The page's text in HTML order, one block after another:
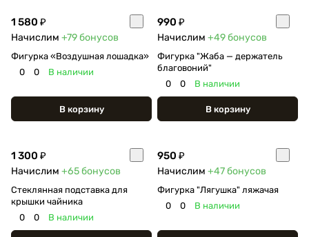
1 580 ₽
Начислим +79бонусов
Фигурка «Воздушная лошадка»
0
0 В наличии
В корзину
990 ₽
Начислим +49бонусов
Фигурка "Жаба — держатель
благовоний"
0
0 В наличии
В корзину
1 300 ₽
Начислим +65бонусов
Стеклянная подставка для
крышки чайника
0
0 В наличии
950 ₽
Начислим +47бонусов
Фигурка "Лягушка" ляжачая
0
0 В наличии